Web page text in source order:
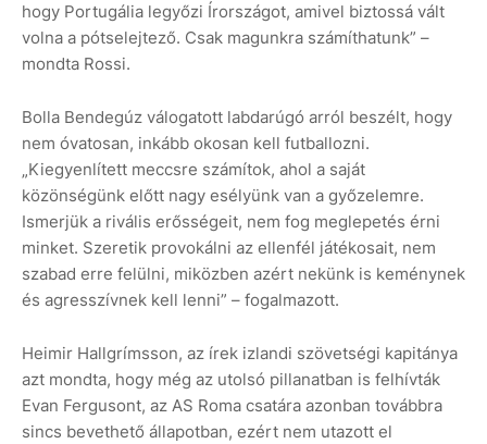
hogy Portugália legyőzi Írországot, amivel biztossá vált
volna a pótselejtező. Csak magunkra számíthatunk” –
mondta Rossi.
Bolla Bendegúz válogatott labdarúgó arról beszélt, hogy
nem óvatosan, inkább okosan kell futballozni.
„Kiegyenlített meccsre számítok, ahol a saját
közönségünk előtt nagy esélyünk van a győzelemre.
Ismerjük a rivális erősségeit, nem fog meglepetés érni
minket. Szeretik provokálni az ellenfél játékosait, nem
szabad erre felülni, miközben azért nekünk is keménynek
és agresszívnek kell lenni” – fogalmazott.
Heimir Hallgrímsson, az írek izlandi szövetségi kapitánya
azt mondta, hogy még az utolsó pillanatban is felhívták
Evan Fergusont, az AS Roma csatára azonban továbbra
sincs bevethető állapotban, ezért nem utazott el